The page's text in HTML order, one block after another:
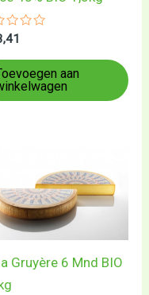
aan
Gruyère 6 Mnd BIO